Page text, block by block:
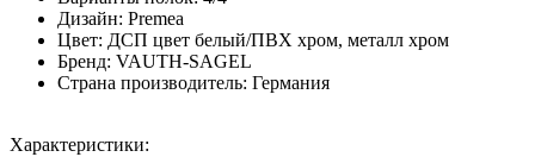
Дизайн: Premea
Цвет: ДСП цвет белый/ПВХ хром, металл хром
Бренд: VAUTH-SAGEL
Страна производитель: Германия
Характеристики: